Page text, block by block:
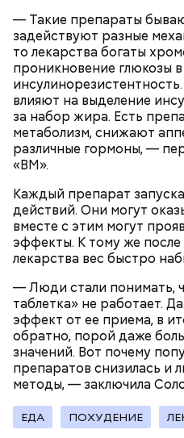
— Такие препараты
задействуют разные
то лекарства богаты
проникновение глюкозы
влияют на выделение
за набор жира. Есть
метаболизм, снижают
различные гормоны, —
«ВМ».
Каждый препарат
действий. Они могут
вместе с этим могут
эффекты. К тому же
лекарства вес быстро
— Люди стали понимать,
таблетка» не работает.
эффект от ее приема, в
обратно, порой даже
значений. Вот почему
препаратов снизилась и
методы, — заключила
ЕДА ПОХУДЕНИЕ
— Кабачки, порезанные
обжарить на сковороде.
петрушки, чеснок, соль и
Получается очень
Копылов.
Спагетти из
с сахарным диабетом;
лишним весом.
— В дыне содержится
представлен
хорошо, потому что дает
помнить, что сладкими
увлекаться, так же как и
подчеркнула доктор.